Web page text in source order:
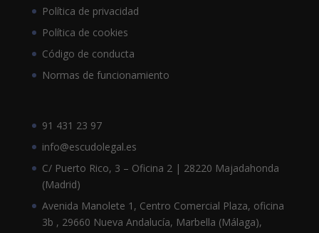
Política de privacidad
Política de cookies
Código de conducta
Normas de funcionamiento
91 431 23 97
info@escudolegal.es
C/ Puerto Rico, 3 – Oficina 2 | 28220 Majadahonda
(Madrid)
Avenida Manolete 1, Centro Comercial Plaza, oficina
3b , 29660 Nueva Andalucía, Marbella (Málaga),